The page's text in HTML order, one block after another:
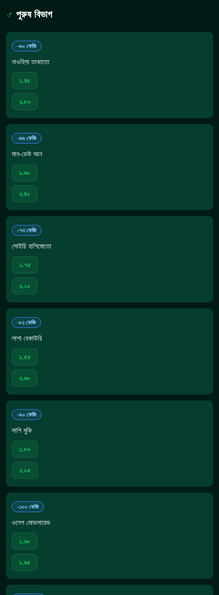
♂ পুরুষ বিভাগ
-৬০ কেজি
নাওহিসা তাকাতো
১.৪৫
২.৮০
-৬৬ কেজি
মান-ডেউ আন
১.৬০
২.৪০
-৭৩ কেজি
সোইচি হাশিমোতো
১.৭৫
২.১০
-৮১ কেজি
লাশা বেকাউরি
১.৫৫
২.৬০
-৯০ কেজি
সাগি মুকি
১.৮০
২.০৫
-১০০ কেজি
ওলেগ মোভলায়েভ
১.৯০
১.৯৫